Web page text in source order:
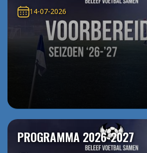
14-07-2026
PROGRAMMA 2026-2027